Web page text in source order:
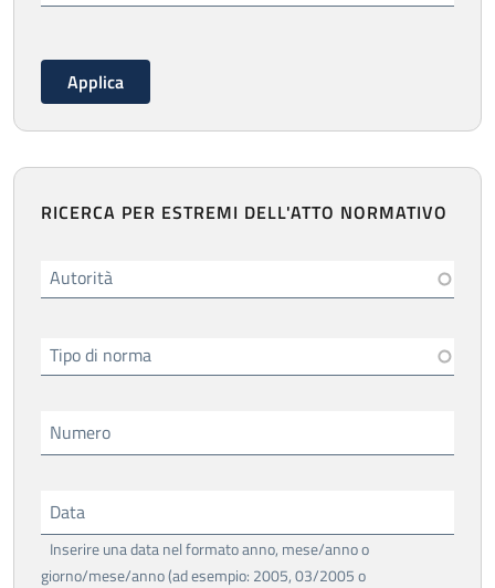
RICERCA PER ESTREMI DELL'ATTO NORMATIVO
Autorità
Tipo di norma
Numero
Data
Inserire una data nel formato anno, mese/anno o
giorno/mese/anno (ad esempio: 2005, 03/2005 o